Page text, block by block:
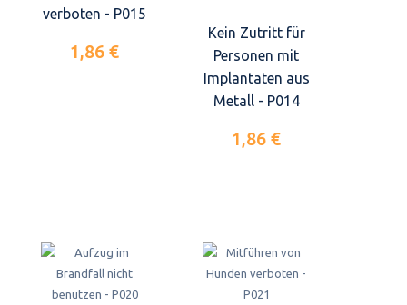
verboten - P015
1,86 €
Kein Zutritt für
Personen mit
Implantaten aus
Metall - P014
1,86 €